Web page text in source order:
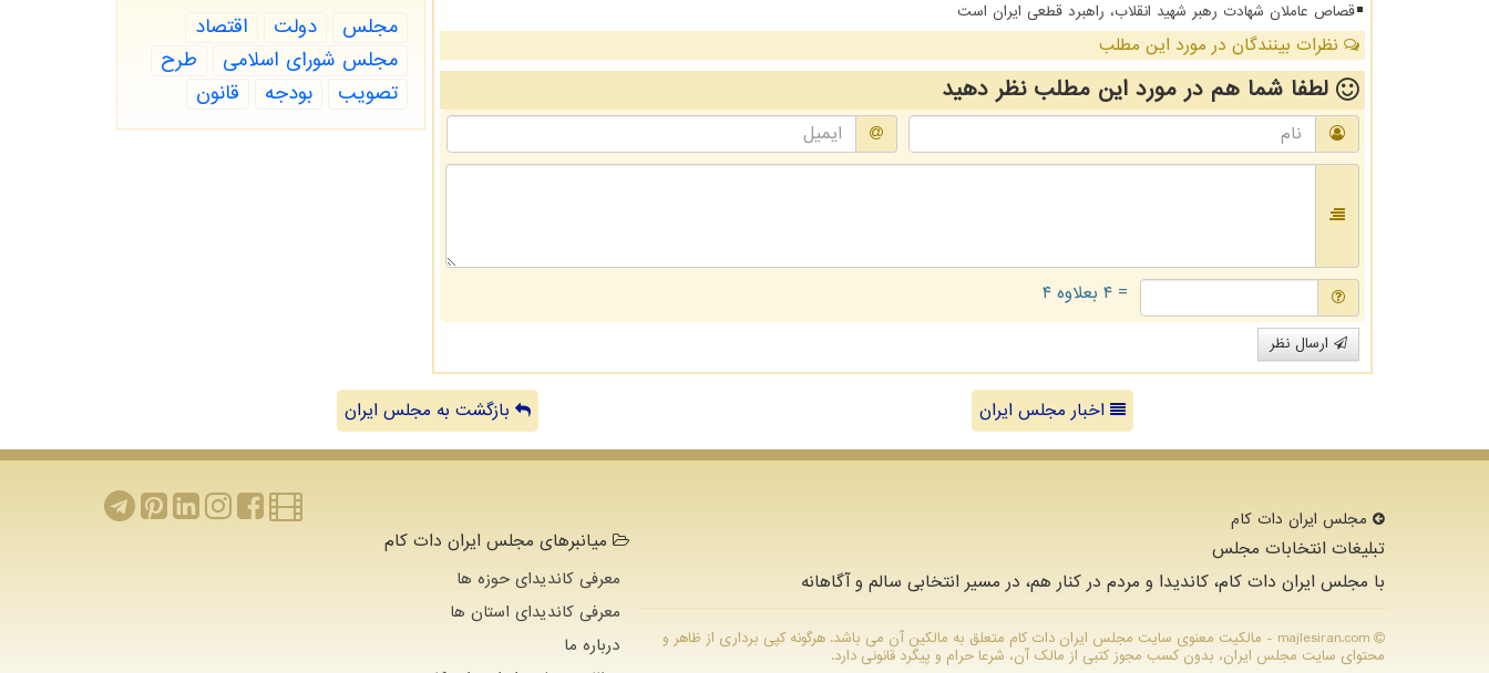
قصاص عاملان شهادت رهبر شهید انقلاب، راهبرد قطعی ایران است
نظرات بینندگان در مورد این مطلب
لطفا شما هم در مورد این مطلب نظر دهید
= ۴ بعلاوه ۴
ارسال نظر
مجلس دولت
اقتصاد
مجلس شورای اسلامی
طرح
تصویب
بودجه قانون
اخبار مجلس ایران بازگشت به مجلس ایران
مجلس ایران دات كام
تبلیغات انتخابات مجلس
با مجلس ایران دات کام، کاندیدا و مردم در کنار هم، در مسیر انتخابی سالم و آگاهانه
majlesiran.com - مالکیت معنوی سایت مجلس ایران دات كام متعلق به مالکین آن می باشد. هرگونه کپی برداری از ظاهر و
محتوای سایت مجلس ایران، بدون کسب مجوز کتبی از مالک آن، شرعا حرام و پیگرد قانونی دارد.
میانبرهای مجلس ایران دات کام
معرفی کاندیدای حوزه ها
معرفی کاندیدای استان ها
درباره ما